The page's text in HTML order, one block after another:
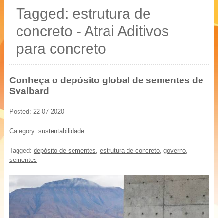
Blocos, Pavers, Tubos
Tagged: estrutura de
concreto - Atrai Aditivos
para concreto
Conheça o depósito global de sementes de
Svalbard
Posted: 22-07-2020
Category: sustentabilidade
Tagged: depósito de sementes, estrutura de concreto, governo,
sementes